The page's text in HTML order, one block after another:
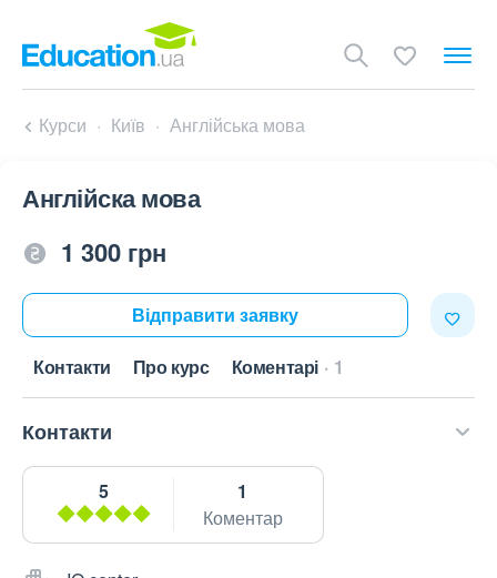
Курси Київ Англійська мова
Англійска мова
1 300 грн
Відправити заявку
Контакти Про курс Коментарі 1
Контакти
5
1
Коментар